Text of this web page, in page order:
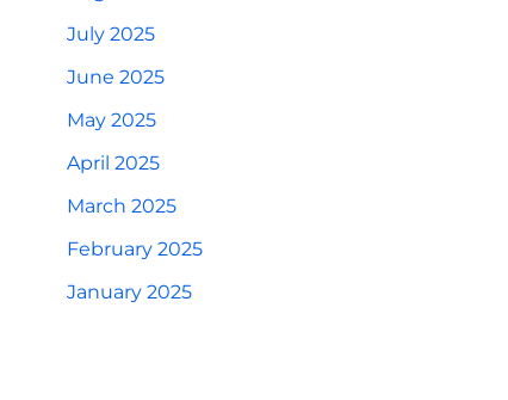
July 2025
June 2025
May 2025
April 2025
March 2025
February 2025
January 2025